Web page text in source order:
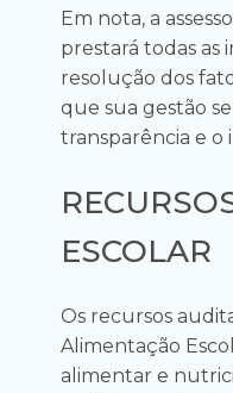
Em nota, a
prestará todas as
resolução dos
que sua gestão
transparência e o
ESCOLAR
Os recursos
Alimentação
alimentar e